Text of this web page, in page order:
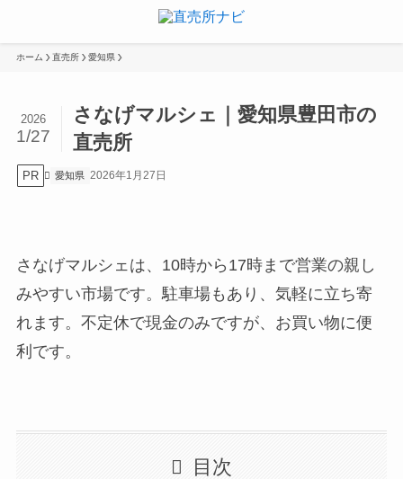
ホーム 直売所 愛知県
さなげマルシェ｜愛知県豊田市の
直売所
2026
1/27
PR 愛知県 2026年1月27日
さなげマルシェは、10時から17時まで営業の親し
みやすい市場です。駐車場もあり、気軽に立ち寄
れます。不定休で現金のみですが、お買い物に便
利です。
目次